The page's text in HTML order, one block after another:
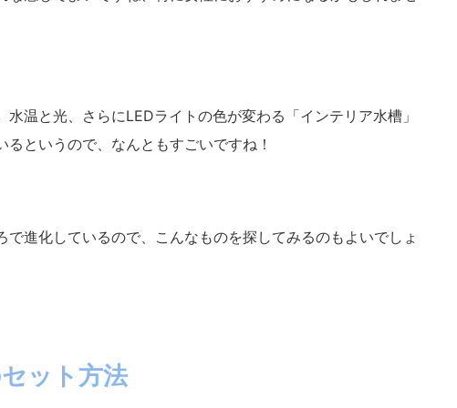
温と光、さらにLEDライトの色が変わる「インテリア水槽」
というので、なんともすごいですね！
で進化しているので、こんなものを探してみるのもよいでしょ
ット方法